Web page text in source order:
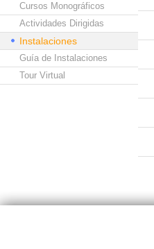
Cursos Monográficos
Actividades Dirigidas
Instalaciones
Guía de Instalaciones
Tour Virtual